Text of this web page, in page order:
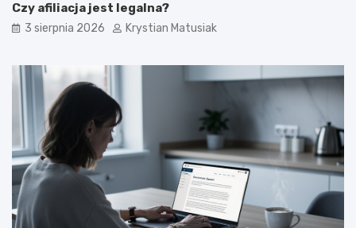
Czy afiliacja jest legalna?
3 sierpnia 2026 Krystian Matusiak